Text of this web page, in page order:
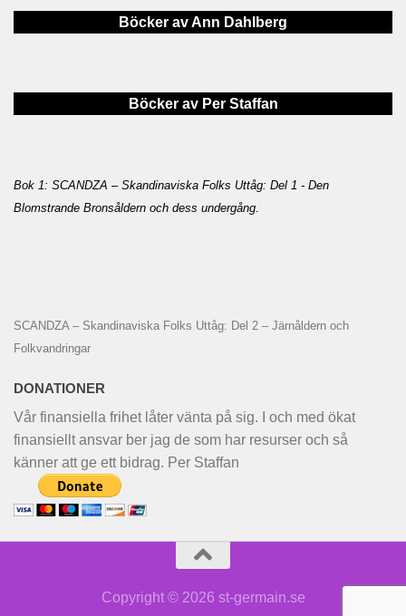
Böcker av Ann Dahlberg
Böcker av Per Staffan
Bok 1: SCANDZA – Skandinaviska Folks Uttåg: Del 1 - Den
Blomstrande Bronsåldern och dess undergång.
SCANDZA – Skandinaviska Folks Uttåg: Del 2 – Järnåldern och
Folkvandringar
DONATIONER
Vår finansiella frihet låter vänta på sig. I och med ökat
finansiellt ansvar ber jag de som har resurser och så
känner att ge ett bidrag. Per Staffan
Copyright © 2026 st-germain.se